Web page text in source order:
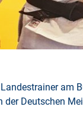
am
Deutschen